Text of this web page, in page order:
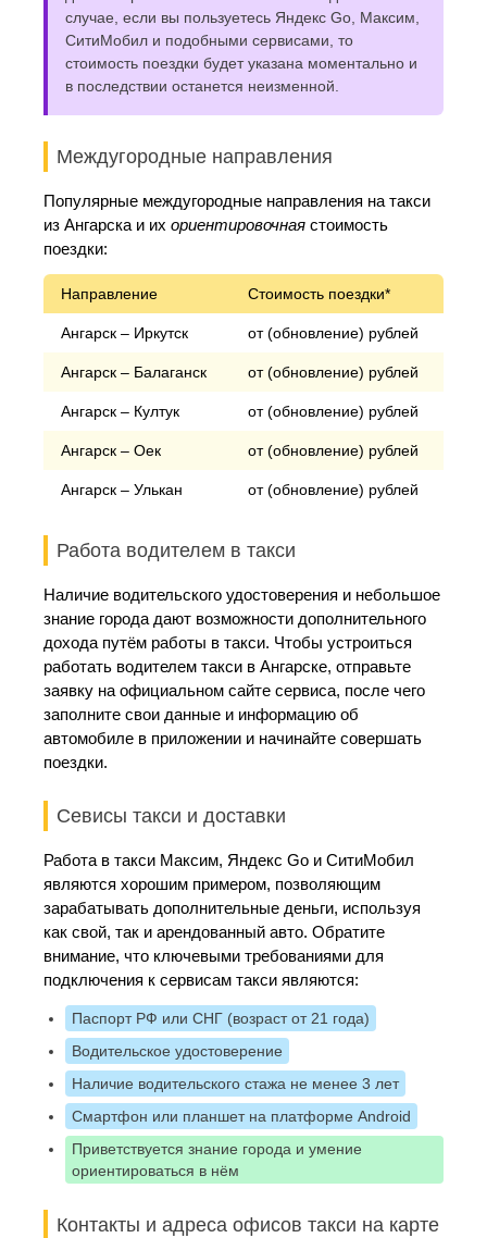
случае, если вы пользуетесь Яндекс Go, Максим,
СитиМобил и подобными сервисами, то
стоимость поездки будет указана моментально и
в последствии останется неизменной.
Междугородные направления
Популярные междугородные направления на такси
из Ангарска и их ориентировочная стоимость
поездки:
Направление Стоимость поездки*
Ангарск – Иркутск от (обновление) рублей
Ангарск – Балаганск от (обновление) рублей
Ангарск – Култук от (обновление) рублей
Ангарск – Оек от (обновление) рублей
Ангарск – Улькан от (обновление) рублей
Работа водителем в такси
Наличие водительского удостоверения и небольшое
знание города дают возможности дополнительного
дохода путём работы в такси. Чтобы устроиться
работать водителем такси в Ангарске, отправьте
заявку на официальном сайте сервиса, после чего
заполните свои данные и информацию об
автомобиле в приложении и начинайте совершать
поездки.
Севисы такси и доставки
Работа в такси Максим, Яндекс Go и СитиМобил
являются хорошим примером, позволяющим
зарабатывать дополнительные деньги, используя
как свой, так и арендованный авто. Обратите
внимание, что ключевыми требованиями для
подключения к сервисам такси являются:
Паспорт РФ или СНГ (возраст от 21 года)
Водительское удостоверение
Наличие водительского стажа не менее 3 лет
Смартфон или планшет на платформе Android
Приветствуется знание города и умение
ориентироваться в нём
Контакты и адреса офисов такси на карте